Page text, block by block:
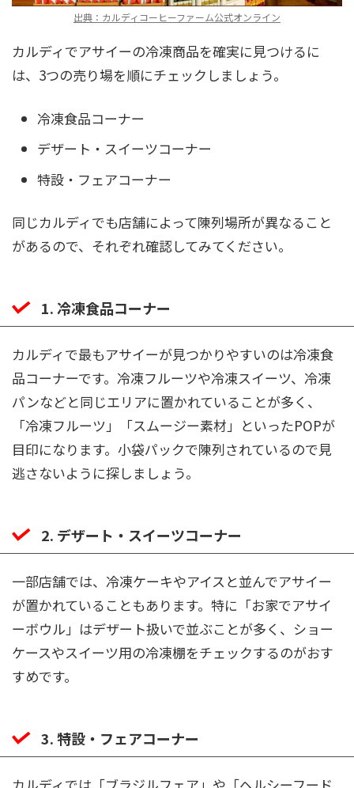
出典：カルディコーヒーファーム公式オンライン
カルディでアサイーの冷凍商品を確実に見つけるに
は、3つの売り場を順にチェックしましょう。
冷凍食品コーナー
デザート・スイーツコーナー
特設・フェアコーナー
同じカルディでも店舗によって陳列場所が異なること
があるので、それぞれ確認してみてください。
1. 冷凍食品コーナー
カルディで最もアサイーが見つかりやすいのは冷凍食
品コーナーです。冷凍フルーツや冷凍スイーツ、冷凍
パンなどと同じエリアに置かれていることが多く、
「冷凍フルーツ」「スムージー素材」といったPOPが
目印になります。小袋パックで陳列されているので見
逃さないように探しましょう。
2. デザート・スイーツコーナー
一部店舗では、冷凍ケーキやアイスと並んでアサイー
が置かれていることもあります。特に「お家でアサイ
ーボウル」はデザート扱いで並ぶことが多く、ショー
ケースやスイーツ用の冷凍棚をチェックするのがおす
すめです。
3. 特設・フェアコーナー